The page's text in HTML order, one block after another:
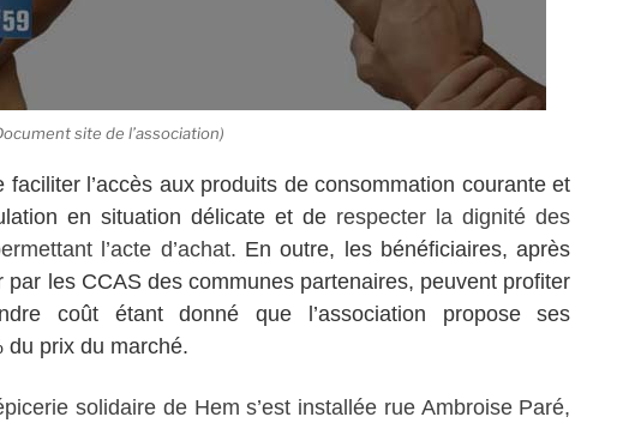
site de l’association)
faciliter l’accès aux produits de consommation courante et
en situation délicate et de respecter la dignité des
l’acte d’achat. En outre, les bénéficiaires, après
par les CCAS des communes partenaires, peuvent profiter
coût étant donné que l’association propose ses
du prix du marché.
solidaire de Hem s’est installée rue Ambroise Paré,